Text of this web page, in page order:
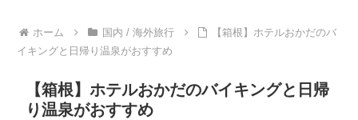
ホーム 国内 / 海外旅行
【箱根】ホテルおかだのバ
イキングと日帰り温泉がおすすめ
【箱根】ホテルおかだのバイキングと日帰
り温泉がおすすめ